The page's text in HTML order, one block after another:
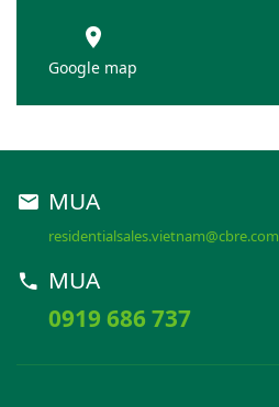
Google map
MUA
residentialsales.vietnam@cbre.com
MUA
0919 686 737